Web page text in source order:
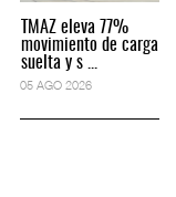
TMAZ eleva 77%
movimiento de carga
suelta y s ...
05 AGO 2026